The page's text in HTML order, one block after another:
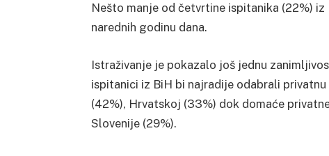
Nešto manje od četvrtine ispitanika (22%)
narednih godinu dana.
Istraživanje je pokazalo još jednu
ispitanici iz BiH bi najradije odabrali
(42%), Hrvatskoj (33%) dok domaće
Slovenije (29%).